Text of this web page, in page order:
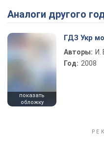
Аналоги другого
показать
обложку
ГДЗ Укр
Авторы: И.
Год: 2008